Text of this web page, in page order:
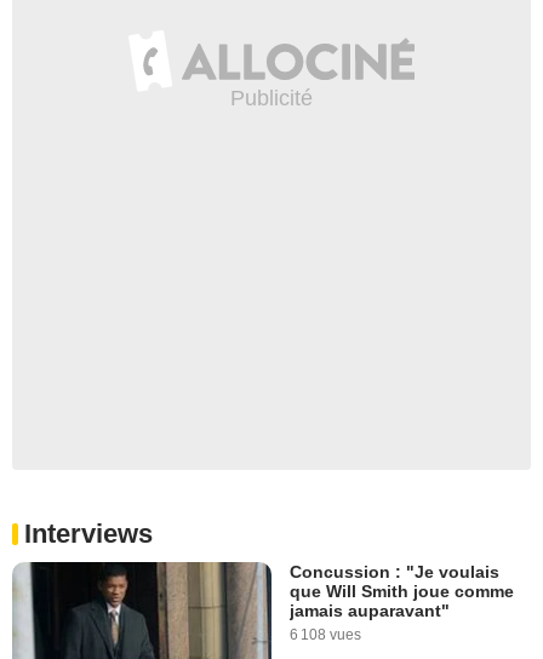
Interviews
Concussion : "Je voulais
que Will Smith joue comme
jamais auparavant"
6 108 vues